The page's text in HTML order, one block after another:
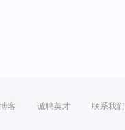
客 诚聘英才 联系我们